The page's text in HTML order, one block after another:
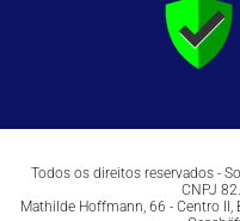
Todos os direitos reservados -
CNPJ
Mathilde Hoffmann, 66 - Centro II,